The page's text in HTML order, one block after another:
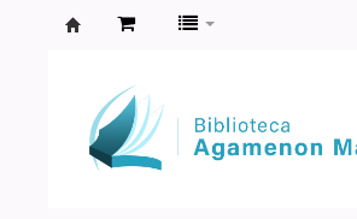
Agamenon
Magalhães